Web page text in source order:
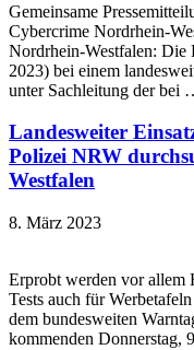
Gemeinsame
Cybercrime Nordrhein-
Nordrhein-Westfalen: Die
2023) bei einem
unter Sachleitung der bei
Landesweiter
Polizei NRW
Westfalen
8. März 2023
Erprobt werden vor allem
Tests auch für
dem bundesweiten
kommenden Donnerstag,